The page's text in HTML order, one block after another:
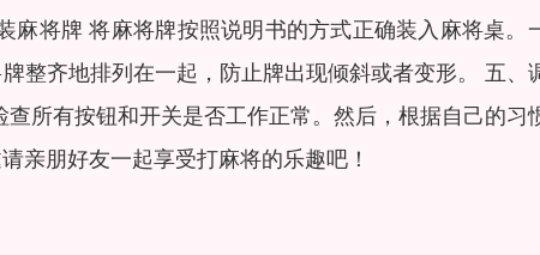
将牌 将麻将牌按照说明书的方式正确装入麻将桌。
整齐地排列在一起，防止牌出现倾斜或者变形。 五、
所有按钮和开关是否工作正常。然后，根据自己的习
亲朋好友一起享受打麻将的乐趣吧！